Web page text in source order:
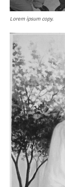
Lorem ipsum copy.